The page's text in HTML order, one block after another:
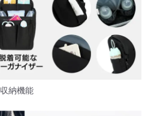
収納機能